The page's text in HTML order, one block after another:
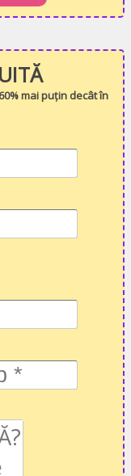
mai puțin decât în